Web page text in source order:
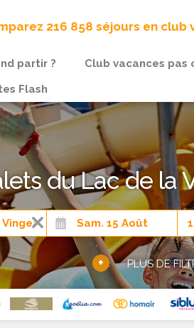
216 858 séjours en club
partir ? Club vacances pas
Flash
du Lac de la
+ PLUS DE